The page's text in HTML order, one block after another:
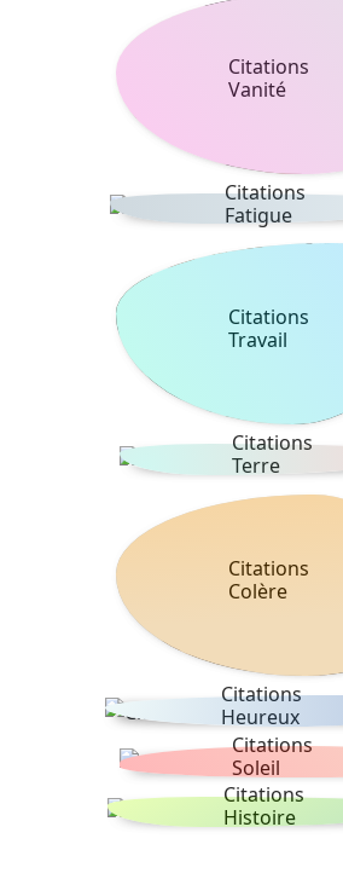
Citations
Vanité
Citations
Fatigue
Citations
Travail
Citations
Terre
Citations
Colère
Citations
Heureux
Citations
Soleil
Citations
Histoire